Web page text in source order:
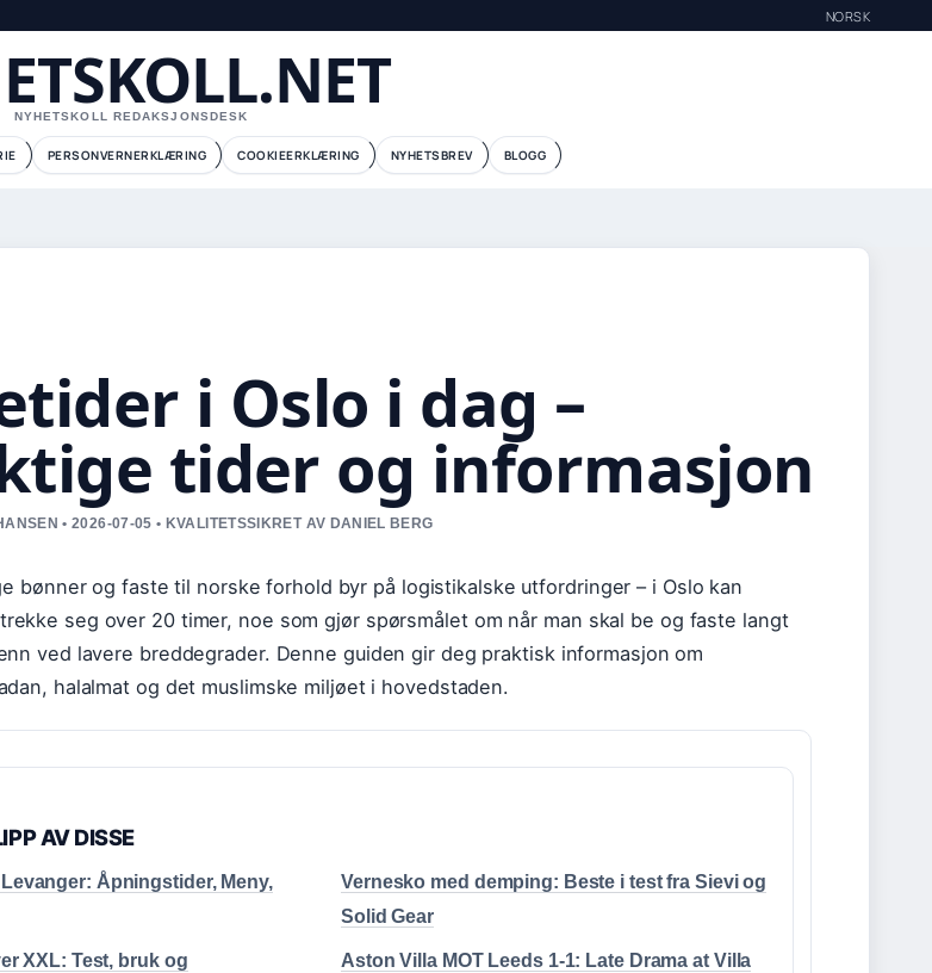
NORSK
NYHETSKOLL REDAKSJONSDESK
PERSONVERNERKLÆRING COOKIEERKLÆRING NYHETSBREV BLOGG
i Oslo i dag –
tider og informasjon
• 2026-07-05 • KVALITETSSIKRET AV DANIEL BERG
bønner og faste til norske forhold byr på logistikalske utfordringer – i Oslo kan
seg over 20 timer, noe som gjør spørsmålet om når man skal be og faste langt
ved lavere breddegrader. Denne guiden gir deg praktisk informasjon om
halalmat og det muslimske miljøet i hovedstaden.
AV DISSE
Åpningstider, Meny,
Vernesko med demping: Beste i test fra Sievi og
Solid Gear
XXL: Test, bruk og
Aston Villa MOT Leeds 1-1: Late Drama at Villa